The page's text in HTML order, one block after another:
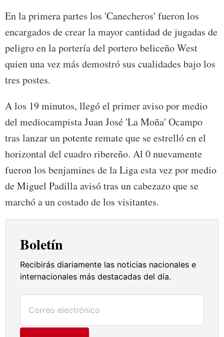
En la primera partes los 'Canecheros' fueron los
encargados de crear la mayor cantidad de jugadas de
peligro en la portería del portero beliceño West
quien una vez más demostró sus cualidades bajo los
tres postes.
A los 19 minutos, llegó el primer aviso por medio
del mediocampista Juan José 'La Moña' Ocampo
tras lanzar un potente remate que se estrelló en el
horizontal del cuadro ribereño. Al 0 nuevamente
fueron los benjamines de la Liga esta vez por medio
de Miguel Padilla avisó tras un cabezazo que se
marchó a un costado de los visitantes.
Boletín
Recibirás diariamente las noticias nacionales e
internacionales más destacadas del día.